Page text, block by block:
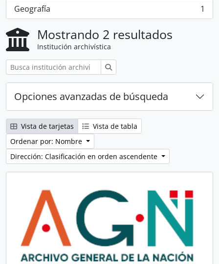
Geografía
, 1 resultados 1
Mostrando 2 resultados
Institución archivística
Opciones avanzadas de búsqueda
Vista de tarjetas
Vista de tabla
Ordenar por: Nombre
Dirección: Clasificación en orden ascendente